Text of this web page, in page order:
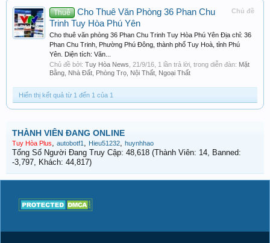
Chủ đề
Thuê
Cho Thuê Văn Phòng 36 Phan Chu
Trinh Tuy Hòa Phú Yên
Cho thuê văn phòng 36 Phan Chu Trinh Tuy Hòa Phú Yên Địa chỉ: 36
Phan Chu Trinh, Phường Phú Đông, thành phố Tuy Hoà, tỉnh Phú
Yên. Diện tích: Văn...
Chủ đề bởi: Tuy Hòa News 21/9/16 , 1 lần trả lời, trong diễn đàn: Mặt
Bằng, Nhà Đất, Phòng Trọ, Nội Thất, Ngoại Thất
Hiển thị kết quả từ 1 đến 1 của 1
THÀNH VIÊN ĐANG ONLINE
Tuy Hòa Plus, autobotf1 , Hieu51232, huynhhao
Tổng Số Người Đang Truy Cập: 48,618 (Thành Viên: 14, Banned:
-3,797, Khách: 44,817)